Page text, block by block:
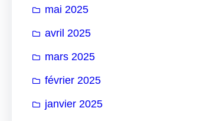
mai 2025
avril 2025
mars 2025
février 2025
janvier 2025